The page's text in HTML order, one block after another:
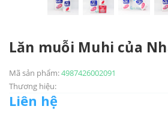
Lăn muỗi Muhi của
Mã sản phẩm:4987426002091
Thương hiệu:
Liên hệ